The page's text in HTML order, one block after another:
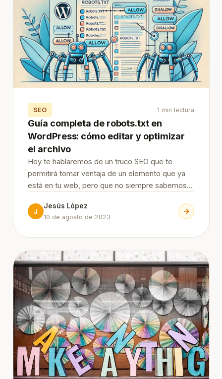
SEO 1 min lectura
Guía completa de robots.txt en
WordPress: cómo editar y optimizar
el archivo
Hoy te hablaremos de un truco SEO que te
permitirá tomar ventaja de un elemento que ya
está en tu web, pero que no siempre sabemos
de robots.tx en WordPress! Continue Reading
J
Jesús López
10 de agosto de 2023